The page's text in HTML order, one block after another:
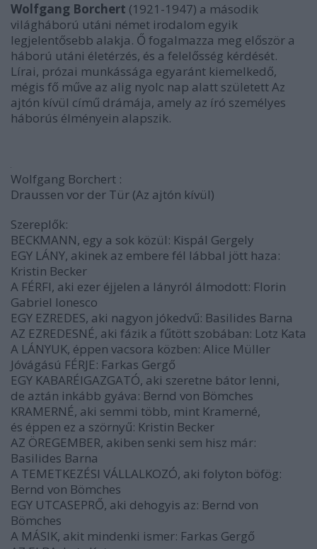
Wolfgang Borchert (1921-1947) a második
világháború utáni német irodalom egyik
legjelentősebb alakja. Ő fogalmazza meg először a
háború utáni életérzés, és a felelősség kérdését.
Lírai, prózai munkássága egyaránt kiemelkedő,
mégis fő műve az alig nyolc nap alatt született Az
ajtón kívül című drámája, amely az író személyes
háborús élményein alapszik.
Wolfgang Borchert :
Draussen vor der Tür (Az ajtón kívül)
Szereplők:
BECKMANN, egy a sok közül: Kispál Gergely
EGY LÁNY, akinek az embere fél lábbal jött haza:
Kristin Becker
A FÉRFI, aki ezer éjjelen a lányról álmodott: Florin
Gabriel Ionesco
EGY EZREDES, aki nagyon jókedvű: Basilides Barna
AZ EZREDESNÉ, aki fázik a fűtött szobában: Lotz Kata
A LÁNYUK, éppen vacsora közben: Alice Müller
Jóvágású FÉRJE: Farkas Gergő
EGY KABARÉIGAZGATÓ, aki szeretne bátor lenni,
de aztán inkább gyáva: Bernd von Bömches
KRAMERNÉ, aki semmi több, mint Kramerné,
és éppen ez a szörnyű: Kristin Becker
AZ ÖREGEMBER, akiben senki sem hisz már:
Basilides Barna
A TEMETKEZÉSI VÁLLALKOZÓ, aki folyton böfög:
Bernd von Bömches
EGY UTCASEPRŐ, aki dehogyis az: Bernd von
Bömches
A MÁSIK, akit mindenki ismer: Farkas Gergő